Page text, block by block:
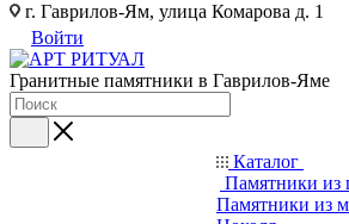
г. Гаврилов-Ям, улица Комарова д. 1
Войти
Гранитные памятники в Гаврилов-Яме
Каталог
Памятники из
Памятники из